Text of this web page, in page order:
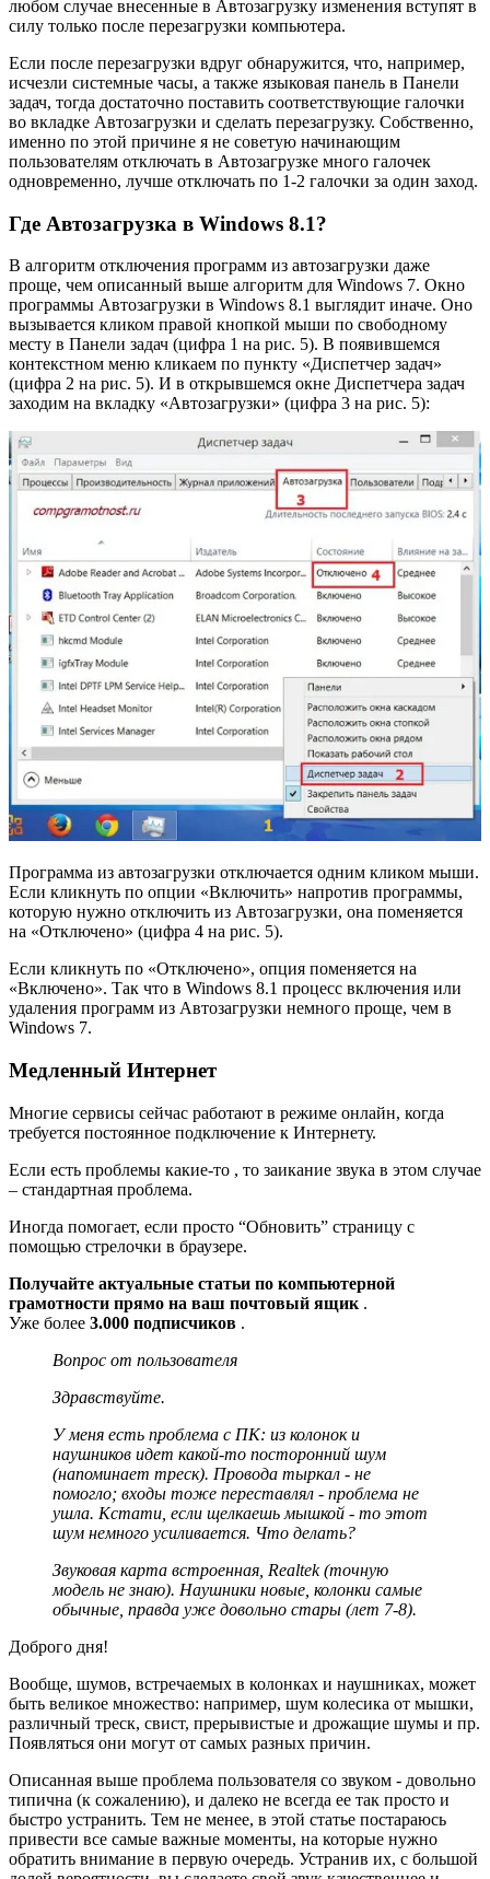
любом случае внесенные в Автозагрузку изменения вступят в
силу только после перезагрузки компьютера.
Если после перезагрузки вдруг обнаружится, что, например,
исчезли системные часы, а также языковая панель в Панели
задач, тогда достаточно поставить соответствующие галочки
во вкладке Автозагрузки и сделать перезагрузку. Собственно,
именно по этой причине я не советую начинающим
пользователям отключать в Автозагрузке много галочек
одновременно, лучше отключать по 1-2 галочки за один заход.
Где Автозагрузка в Windows 8.1?
В алгоритм отключения программ из автозагрузки даже
проще, чем описанный выше алгоритм для Windows 7. Окно
программы Автозагрузки в Windows 8.1 выглядит иначе. Оно
вызывается кликом правой кнопкой мыши по свободному
месту в Панели задач (цифра 1 на рис. 5). В появившемся
контекстном меню кликаем по пункту «Диспетчер задач»
(цифра 2 на рис. 5). И в открывшемся окне Диспетчера задач
заходим на вкладку «Автозагрузки» (цифра 3 на рис. 5):
Программа из автозагрузки отключается одним кликом мыши.
Если кликнуть по опции «Включить» напротив программы,
которую нужно отключить из Автозагрузки, она поменяется
на «Отключено» (цифра 4 на рис. 5).
Если кликнуть по «Отключено», опция поменяется на
«Включено». Так что в Windows 8.1 процесс включения или
удаления программ из Автозагрузки немного проще, чем в
Windows 7.
Медленный Интернет
Многие сервисы сейчас работают в режиме онлайн, когда
требуется постоянное подключение к Интернету.
Если есть проблемы какие-то , то заикание звука в этом случае
– стандартная проблема.
Иногда помогает, если просто “Обновить” страницу с
помощью стрелочки в браузере.
Получайте актуальные статьи по компьютерной
грамотности прямо на ваш почтовый ящик .
Уже более 3.000 подписчиков .
Вопрос от пользователя
Здравствуйте.
У меня есть проблема с ПК: из колонок и
наушников идет какой-то посторонний шум
(напоминает треск). Провода тыркал - не
помогло; входы тоже переставлял - проблема не
ушла. Кстати, если щелкаешь мышкой - то этот
шум немного усиливается. Что делать?
Звуковая карта встроенная, Realtek (точную
модель не знаю). Наушники новые, колонки самые
обычные, правда уже довольно стары (лет 7-8).
Доброго дня!
Вообще, шумов, встречаемых в колонках и наушниках, может
быть великое множество: например, шум колесика от мышки,
различный треск, свист, прерывистые и дрожащие шумы и пр.
Появляться они могут от самых разных причин.
Описанная выше проблема пользователя со звуком - довольно
типична (к сожалению), и далеко не всегда ее так просто и
быстро устранить. Тем не менее, в этой статье постараюсь
привести все самые важные моменты, на которые нужно
обратить внимание в первую очередь. Устранив их, с большой